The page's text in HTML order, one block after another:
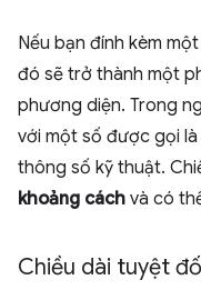
Nếu bạn đính kèm
đó sẽ trở thành một
phương diện. Trong
với một số được gọi
thông số kỹ thuật.
khoảng cách và có
Chiều dài tuyệt